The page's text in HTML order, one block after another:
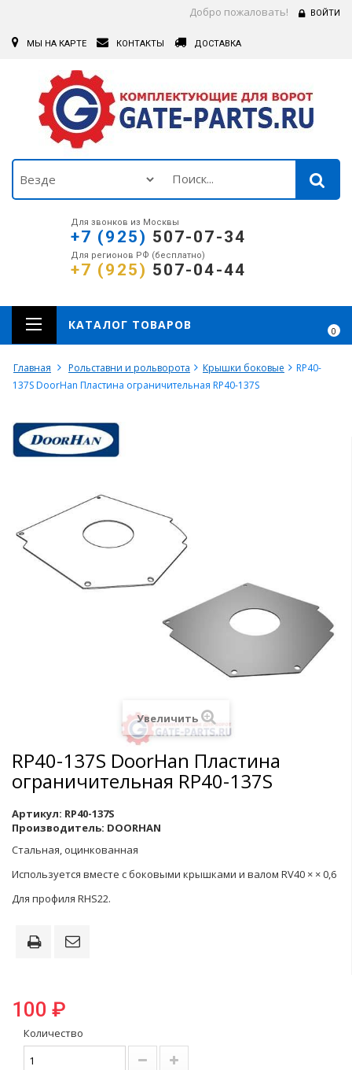
Добро пожаловать! ВОЙТИ
МЫ НА КАРТЕ КОНТАКТЫ ДОСТАВКА
Для звонков из Москвы
+7 (925) 507-07-34
Для регионов РФ (бесплатно)
+7 (925) 507-04-44
0
КАТАЛОГ ТОВАРОВ
Главная Рольставни и рольворота Крышки боковые
RP40-
137S DoorHan Пластина ограничительная RP40-137S
Увеличить
RP40-137S DoorHan Пластина
ограничительная RP40-137S
Артикул: RP40-137S
Производитель: DOORHAN
Cтальная, оцинкованная
Используется вместе с боковыми крышками и валом RV40 × × 0,6
Для профиля RHS22.
100 ₽
Количество